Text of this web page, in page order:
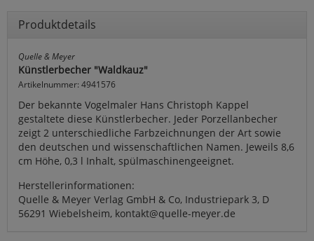
Produktdetails
Quelle & Meyer
Künstlerbecher "Waldkauz"
Artikelnummer: 4941576
Der bekannte Vogelmaler Hans Christoph Kappel
gestaltete diese Künstlerbecher. Jeder Porzellanbecher
zeigt 2 unterschiedliche Farbzeichnungen der Art sowie
den deutschen und wissenschaftlichen Namen. Jeweils 8,6
cm Höhe, 0,3 l Inhalt, spülmaschinengeeignet.
Herstellerinformationen:
Quelle & Meyer Verlag GmbH & Co, Industriepark 3, D
56291 Wiebelsheim, kontakt@quelle-meyer.de